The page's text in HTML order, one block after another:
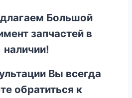
Большой
запчастей в
наличии!
Вы всегда
обратиться к